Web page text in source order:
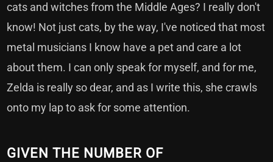
cats and witches from the Middle Ages? I really don't
know! Not just cats, by the way, I've noticed that most
metal musicians I know have a pet and care a lot
about them. I can only speak for myself, and for me,
Zelda is really so dear, and as I write this, she crawls
onto my lap to ask for some attention.
GIVEN THE NUMBER OF